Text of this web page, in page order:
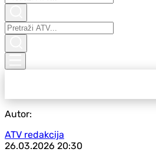
Autor:
ATV redakcija
26.03.2026 20:30